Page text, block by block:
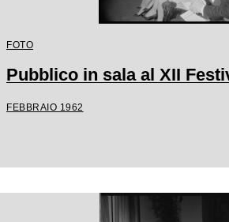
FOTO
Pubblico in sala al XII
FEBBRAIO 1962